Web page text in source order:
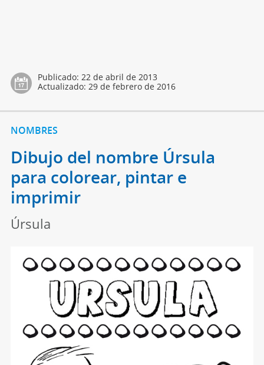
Publicado: 22 de abril de 2013
Actualizado: 29 de febrero de 2016
NOMBRES
Dibujo del nombre Úrsula
para colorear, pintar e
imprimir
Úrsula